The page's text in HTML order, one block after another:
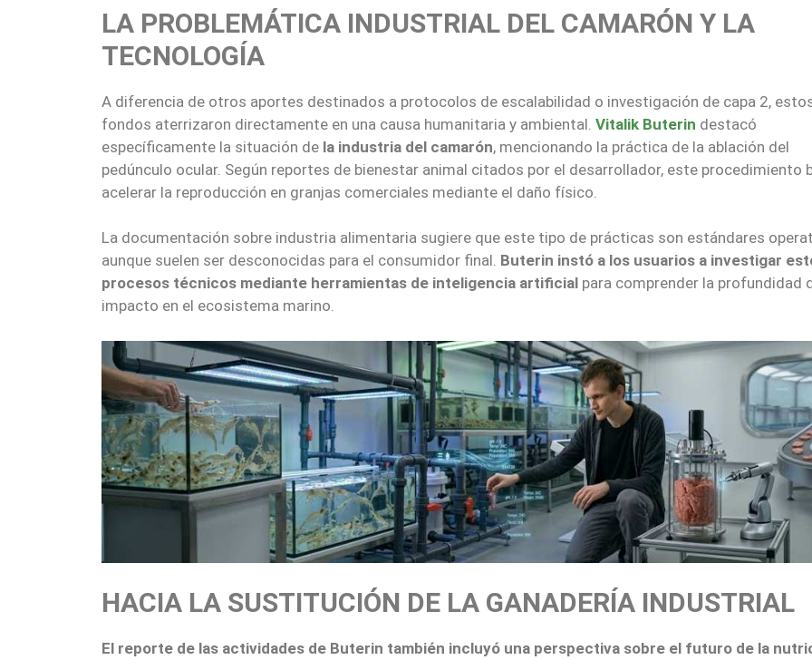
LA PROBLEMÁTICA INDUSTRIAL DEL CAMARÓN Y LA
TECNOLOGÍA
A diferencia de otros aportes destinados a protocolos de escalabilidad o investigación de capa 2,
fondos aterrizaron directamente en una causa humanitaria y ambiental. Vitalik Buterin destacó
específicamente la situación de la industria del camarón, mencionando la práctica de la ablación del
pedúnculo ocular. Según reportes de bienestar animal citados por el desarrollador, este procedimiento
acelerar la reproducción en granjas comerciales mediante el daño físico.
La documentación sobre industria alimentaria sugiere que este tipo de prácticas son estándares
aunque suelen ser desconocidas para el consumidor final. Buterin instó a los usuarios a investigar
procesos técnicos mediante herramientas de inteligencia artificial para comprender la profundidad
impacto en el ecosistema marino.
HACIA LA SUSTITUCIÓN DE LA GANADERÍA INDUSTRIAL
El reporte de las actividades de Buterin también incluyó una perspectiva sobre el futuro de la